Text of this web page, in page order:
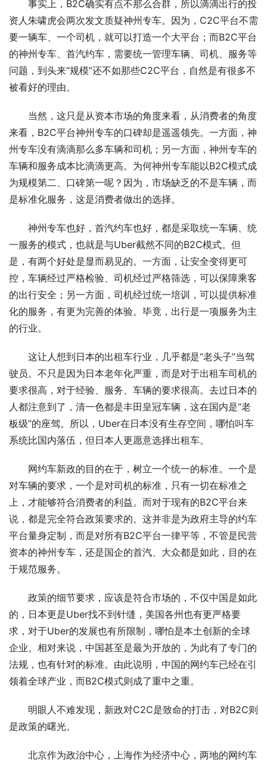
事实上，B2C确实有点不那么合群，所以滴滴出行的投
资人朱啸虎会两次发文质疑神州专车。因为，C2C平台不需
要一辆车、一个司机，就可以打造一个大平台；而B2C平台
的神州专车、首汽约车，需要统一管理车辆、司机、服务等
问题，到头来“规模”还不如那些C2C平台，自然是有很多不
被看好的理由。
当然，这只是从资本市场的角度来看，从消费者的角度
来看，B2C平台神州专车的口碑却是遥遥领先。一方面，神
州专车没有滴滴那么多车辆和司机；另一方面，神州专车的
车辆和服务成本比滴滴更高。为何神州专车能以B2C模式成
为规模第二、口碑第一呢？因为，市场缺乏的不是车辆，而
是标准化服务，这是消费者做出的选择。
神州专车也好，首汽约车也好，都是采取统一车辆、统
一服务的模式，也就是与Uber截然不同的B2C模式。但
是，有两个好处是显而易见的。一方面，让安全变得更可
控，车辆经过严格检验、司机经过严格筛选，可以保障乘客
的出行安全；另一方面，司机经过统一培训，可以提供标准
化的服务，有更为完善的体验。毕竟，出行是一项服务为主
的行业。
这让人想到日本的出租车行业，几乎都是“老头子”当驾
驶员。不只是因为日本老年化严重，而是对于出租车司机的
要求很高，对于经验、服务、车辆的要求很高。去过日本的
人都注意到了，清一色都是丰田皇冠车辆，这在国内是“老
板级”的座驾。所以，Uber在日本没有生存空间，哪怕叫车
系统比国内落伍，但日本人更愿意选择出租车。
网约车新政的目的在于，树立一个统一的标准。一个是
对车辆的要求，一个是对司机的标准，只有一切在标准之
上，才能够符合消费者的利益。而对于现有的B2C平台来
说，都是完全符合政策要求的。这并非是为政府主导的约车
平台量身定制，而是对所有B2C平台一律平等，不管是民营
资本的神州专车，还是国企的首汽、大众都是如此，目的在
于规范服务。
政策的细节要求，应该是符合市场的，不仅中国是如此
的，日本更是Uber找不到针缝，美国各州也有更严格要
求，对于Uber的发展也有所限制，哪怕是本土创新的全球
企业。相对来说，中国甚至是最为开放的，为此有了专门的
法规，也有针对的标准。由此说明，中国的网约车已经在引
领着全球产业，而B2C模式则成了重中之重。
明眼人不难发现，新政对C2C是致命的打击，对B2C则
是政策的曙光。
北京作为政治中心，上海作为经济中心，两地的网约车